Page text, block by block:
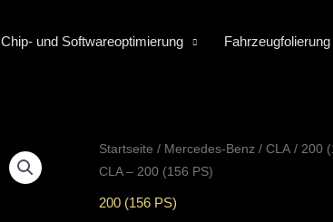
Chip- und Softwareoptimierung Fahrzeugfolierung
Startseite / Mercedes-Benz / CLA / 200
CLA – 200 (156 PS)
200 (156 PS)